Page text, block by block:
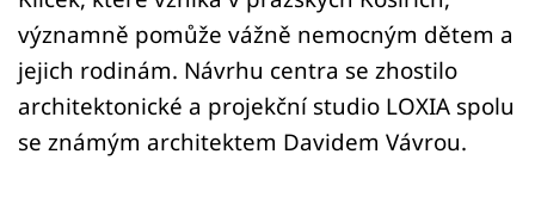
významně pomůže vážně nemocným dětem a
jejich rodinám. Návrhu centra se zhostilo
architektonické a projekční studio LOXIA spolu
se známým architektem Davidem Vávrou.